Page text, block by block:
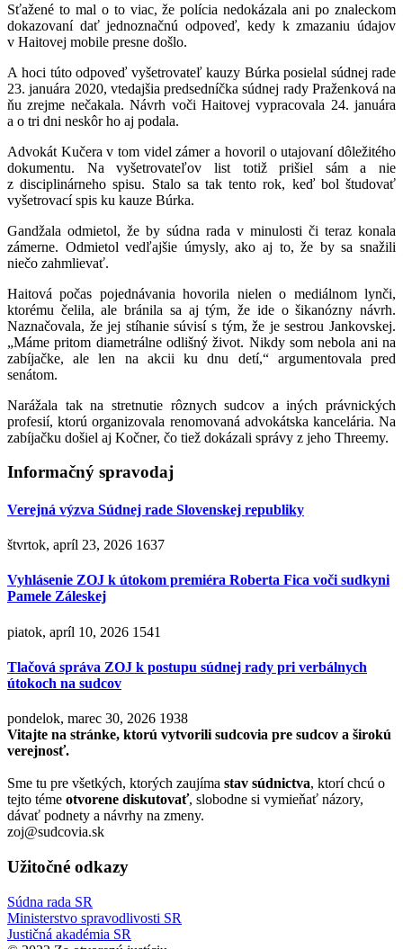
Sťažené to mal o to viac, že polícia nedokázala ani po znaleckom
dokazovaní dať jednoznačnú odpoveď, kedy k zmazaniu údajov
v Haitovej mobile presne došlo.
A hoci túto odpoveď vyšetrovateľ kauzy Búrka posielal súdnej rade
23. januára 2020, vtedajšia predsedníčka súdnej rady Praženková na
ňu zrejme nečakala. Návrh voči Haitovej vypracovala 24. januára
a o tri dni neskôr ho aj podala.
Advokát Kučera v tom videl zámer a hovoril o utajovaní dôležitého
dokumentu. Na vyšetrovateľov list totiž prišiel sám a nie
z disciplinárneho spisu. Stalo sa tak tento rok, keď bol študovať
vyšetrovací spis ku kauze Búrka.
Gandžala odmietol, že by súdna rada v minulosti či teraz konala
zámerne. Odmietol vedľajšie úmysly, ako aj to, že by sa snažili
niečo zahmlievať.
Haitová počas pojednávania hovorila nielen o mediálnom lynči,
ktorému čelila, ale bránila sa aj tým, že ide o šikanózny návrh.
Naznačovala, že jej stíhanie súvisí s tým, že je sestrou Jankovskej.
„Máme pritom diametrálne odlišný život. Nikdy som nebola ani na
zabíjačke, ale len na akcii ku dnu detí,“ argumentovala pred
senátom.
Narážala tak na stretnutie rôznych sudcov a iných právnických
profesií, ktorú organizovala renomovaná advokátska kancelária. Na
zabíjačku došiel aj Kočner, čo tiež dokázali správy z jeho Threemy.
Informačný spravodaj
Verejná výzva Súdnej rade Slovenskej republiky
štvrtok, apríl 23, 2026 1637
Vyhlásenie ZOJ k útokom premiéra Roberta Fica voči sudkyni
Pamele Záleskej
piatok, apríl 10, 2026 1541
Tlačová správa ZOJ k postupu súdnej rady pri verbálnych
útokoch na sudcov
pondelok, marec 30, 2026 1938
Vitajte na stránke, ktorú vytvorili sudcovia pre sudcov a širokú
verejnosť.
Sme tu pre všetkých, ktorých zaujíma stav súdnictva, ktorí chcú o
tejto téme otvorene diskutovať, slobodne si vymieňať názory,
dávať podnety a návrhy na zmeny.
zoj@sudcovia.sk
Užitočné odkazy
Súdna rada SR
Ministerstvo spravodlivosti SR
Justičná akadémia SR